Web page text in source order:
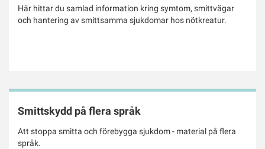
Här hittar du samlad information kring symtom, smittvägar
och hantering av smittsamma sjukdomar hos nötkreatur.
Smittskydd på flera språk
Att stoppa smitta och förebygga sjukdom - material på flera
språk.